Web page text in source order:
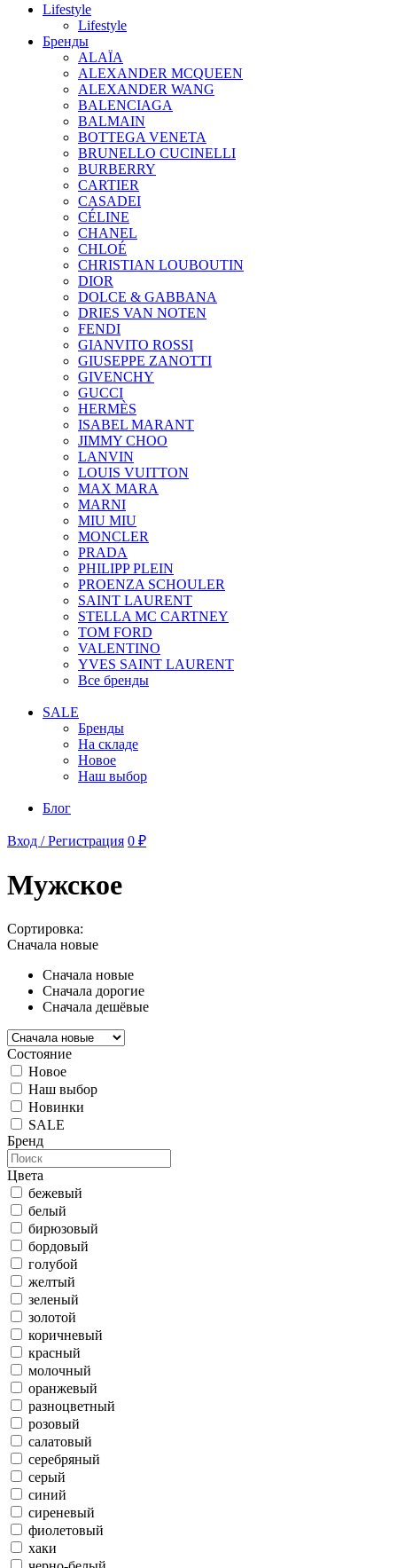
Lifestyle
Lifestyle
Бренды
ALAÏA
ALEXANDER MCQUEEN
ALEXANDER WANG
BALENCIAGA
BALMAIN
BOTTEGA VENETA
BRUNELLO CUCINELLI
BURBERRY
CARTIER
CASADEI
CÉLINE
CHANEL
CHLOÉ
CHRISTIAN LOUBOUTIN
DIOR
DOLCE & GABBANA
DRIES VAN NOTEN
FENDI
GIANVITO ROSSI
GIUSEPPE ZANOTTI
GIVENCHY
GUCCI
HERMÈS
ISABEL MARANT
JIMMY CHOO
LANVIN
LOUIS VUITTON
MAX MARA
MARNI
MIU MIU
MONCLER
PRADA
PHILIPP PLEIN
PROENZA SCHOULER
SAINT LAURENT
STELLA MC CARTNEY
TOM FORD
VALENTINO
YVES SAINT LAURENT
Все бренды
SALE
Бренды
На складе
Новое
Наш выбор
Блог
Вход / Регистрация 0 ₽
Мужское
Сортировка:
Сначала новые
Сначала новые
Сначала дорогие
Сначала дешёвые
Состояние
Новое
Наш выбор
Новинки
SALE
Бренд
Цвета
бежевый
белый
бирюзовый
бордовый
голубой
желтый
зеленый
золотой
коричневый
красный
молочный
оранжевый
разноцветный
розовый
салатовый
серебряный
серый
синий
сиреневый
фиолетовый
хаки